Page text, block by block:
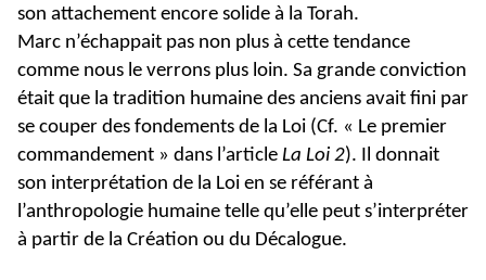
son attachement encore solide à la Torah.
Marc n’échappait pas non plus à cette tendance
comme nous le verrons plus loin. Sa grande conviction
était que la tradition humaine des anciens avait fini par
se couper des fondements de la Loi (Cf. « Le premier
commandement » dans l’article La Loi 2). Il donnait
son interprétation de la Loi en se référant à
l’anthropologie humaine telle qu’elle peut s’interpréter
à partir de la Création ou du Décalogue.